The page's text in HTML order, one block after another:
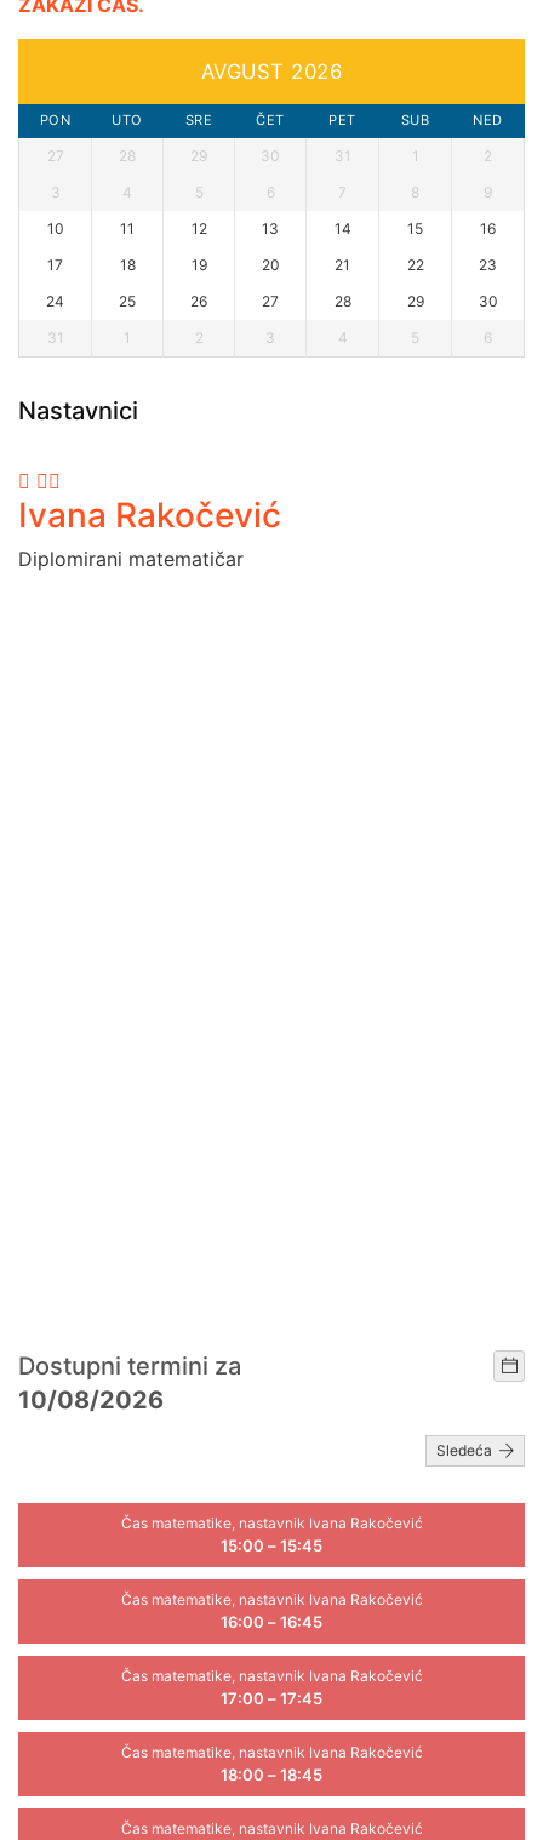
ZAKAŽI ČAS.
AVGUST 2026
PON UTO SRE ČET PET SUB NED
27 28 29 30 31 1
2
3
4 5 6 7 8
9
10
11 12 13 14 15
16
17
18 19 20 21 22
23
24
25 26 27 28 29
30
31
1 2 3 4 5 6
Nastavnici
Ivana Rakočević
Diplomirani matematičar
Dostupni termini za
10/08/2026
Sledeća
Čas matematike, nastavnik Ivana Rakočević
15:00 – 15:45
Čas matematike, nastavnik Ivana Rakočević
16:00 – 16:45
Čas matematike, nastavnik Ivana Rakočević
17:00 – 17:45
Čas matematike, nastavnik Ivana Rakočević
18:00 – 18:45
Čas matematike, nastavnik Ivana Rakočević